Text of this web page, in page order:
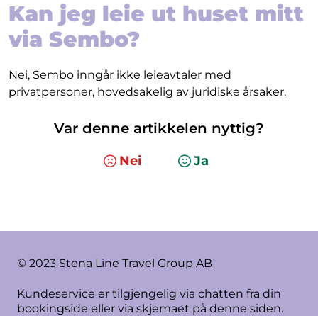
Kan jeg leie ut huset mitt
via Sembo?
Nei, Sembo inngår ikke leieavtaler med
privatpersoner, hovedsakelig av juridiske årsaker.
Var denne artikkelen nyttig?
Nei Ja
© 2023 Stena Line Travel Group AB
Kundeservice er tilgjengelig via chatten fra din
bookingside eller via skjemaet på denne siden.